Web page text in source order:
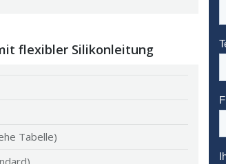
flexibler Silikonleitung
Tabelle)